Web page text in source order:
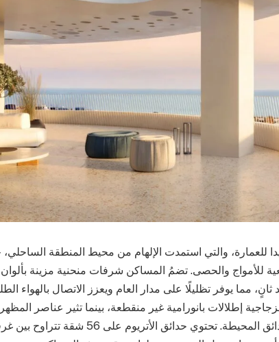
للعمارة، والتي استمدت الإلهام من محيط المنطقة
للأمواج والحصى. تضمُ المساكن شرفات منحنية مزينة بألوان
مما يوفر تظليلًا على مدار العام ويعزز الاتصال بالهواء
إطلالات بانورامية غير منقطعة، بينما تثير عناصر المظهر
الخشبي إحساسًا بالطبيعة، مما يعكس الحدائق المحيطة. تحتوي حدائق الأتريوم على 56 شقة